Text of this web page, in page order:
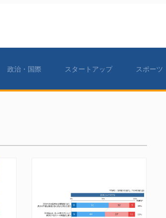
政治・国際 スタートアップ スポーツ